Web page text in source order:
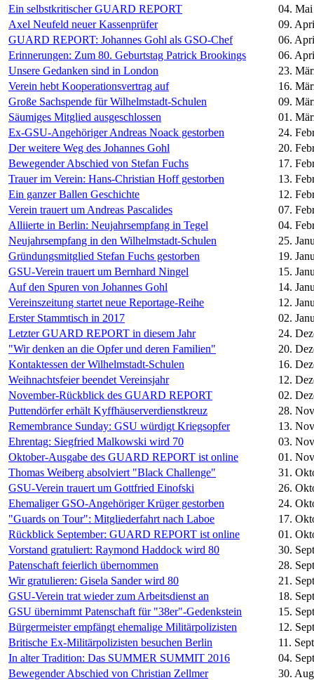
Ein selbstkritischer GUARD REPORT
04.
Axel Neufeld neuer Kassenprüfer
09.
GUARD REPORT: Johannes Gohl als GSO-Chef
06.
Erinnerungen: Zum 80. Geburtstag Patrick Brookings
06.
Unsere Gedanken sind in London
23.
Verein hebt Kooperationsvertrag auf
16.
Große Sachspende für Wilhelmstadt-Schulen
09.
Säumiges Mitglied ausgeschlossen
01.
Ex-GSU-Angehöriger Andreas Noack gestorben
24.
Der weitere Weg des Johannes Gohl
20.
Bewegender Abschied von Stefan Fuchs
17.
Trauer im Verein: Hans-Christian Hoff gestorben
13.
Ein ganzer Ballen Geschichte
12.
Verein trauert um Andreas Pascalides
07.
Alliierte in Berlin: Neujahrsempfang in Tegel
04.
Neujahrsempfang in den Wilhelmstadt-Schulen
25.
Gründungsmitglied Stefan Fuchs gestorben
19.
GSU-Verein trauert um Bernhard Ningel
15.
Auf den Spuren von Johannes Gohl
14.
Vereinszeitung startet neue Reportage-Reihe
12.
Erster Stammtisch in 2017
02.
Letzter GUARD REPORT in diesem Jahr
24.
"Wir denken an die Opfer und deren Familien"
20.
Kontaktessen der Wilhelmstadt-Schulen
16.
Weihnachtsfeier beendet Vereinsjahr
12.
November-Rückblick des GUARD REPORT
02.
Puttendörfer erhält Kyffhäuserverdienstkreuz
28.
Remembrance Sunday: GSU würdigt Kriegsopfer
13.
Ehrentag: Siegfried Malkowski wird 70
03.
Oktober-Ausgabe des GUARD REPORT ist online
01.
Thomas Weiberg absolviert "Black Challenge"
31.
GSU-Verein trauert um Gottfried Einofski
26.
Ehemaliger GSO-Angehöriger Krüger gestorben
24.
"Guards on Tour": Mitgliederfahrt nach Laboe
17.
Rückblick September: GUARD REPORT ist online
01.
Vorstand gratuliert: Raymond Haddock wird 80
30.
Patenschaft feierlich übernommen
28.
Wir gratulieren: Gisela Sander wird 80
21.
GSU-Verein trat wieder zum Arbeitsdienst an
18.
GSU übernimmt Patenschaft für "38er"-Gedenkstein
15.
Bürgermeister empfängt ehemalige Militärpolizisten
12.
Britische Ex-Militärpolizisten besuchen Berlin
11.
In alter Tradition: Das SUMMER SUMMIT 2016
04.
Bewegender Abschied von Christian Zellmer
30.